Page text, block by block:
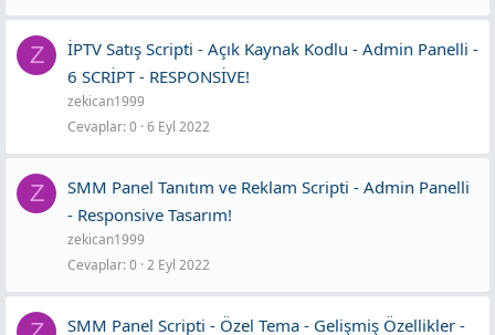
Z
İPTV Satış Scripti - Açık Kaynak Kodlu - Admin Panelli -
6 SCRİPT - RESPONSİVE!
zekican1999
Cevaplar 0 6 Eyl 2022
Z
SMM Panel Tanıtım ve Reklam Scripti - Admin Panelli
- Responsive Tasarım!
zekican1999
Cevaplar 0 2 Eyl 2022
SMM Panel Scripti - Özel Tema - Gelişmiş Özellikler -